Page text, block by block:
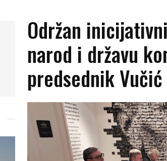
Održan
narod i državu
predsednik Vučić